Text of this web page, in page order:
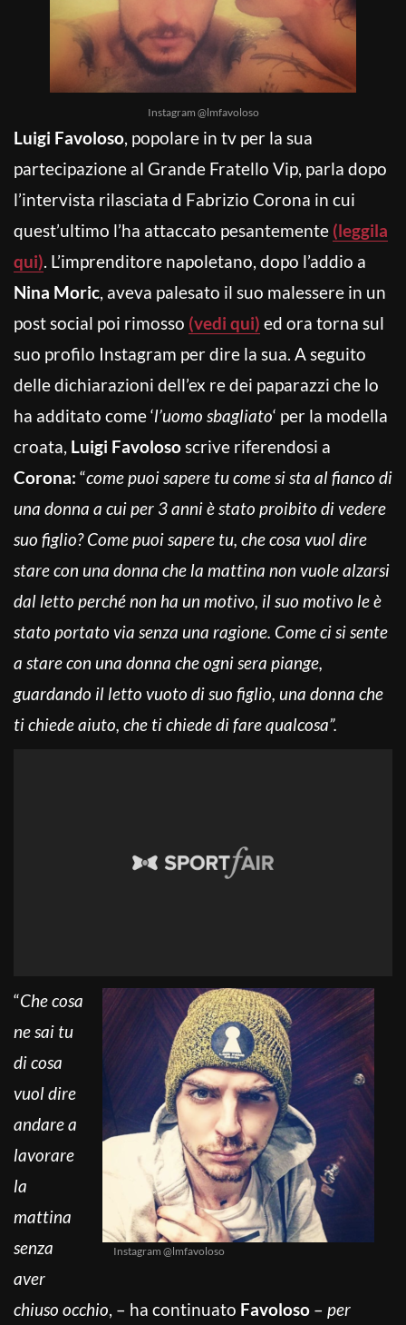
Instagram @lmfavoloso
Luigi Favoloso, popolare in tv per la sua
partecipazione al Grande Fratello Vip, parla dopo
l’intervista rilasciata d Fabrizio Corona in cui
quest’ultimo l’ha attaccato pesantemente (leggila
qui). L’imprenditore napoletano, dopo l’addio a
Nina Moric, aveva palesato il suo malessere in un
post social poi rimosso (vedi qui) ed ora torna sul
suo profilo Instagram per dire la sua. A seguito
delle dichiarazioni dell’ex re dei paparazzi che lo
ha additato come ‘l’uomo sbagliato‘ per la modella
croata, Luigi Favolososcrive riferendosi a
Corona: “come puoi sapere tu come si sta al fianco di
una donna a cui per 3 anni è stato proibito di vedere
suo figlio? Come puoi sapere tu, che cosa vuol dire
stare con una donna che la mattina non vuole alzarsi
dal letto perché non ha un motivo, il suo motivo le è
stato portato via senza una ragione. Come ci si sente
a stare con una donna che ogni sera piange,
guardando il letto vuoto di suo figlio, una donna che
ti chiede aiuto, che ti chiede di fare qualcosa”.
Instagram @lmfavoloso
“Che cosa
ne sai tu
di cosa
vuol dire
andare a
lavorare
la
mattina
senza
aver
chiuso occhio, – ha continuato Favoloso – per